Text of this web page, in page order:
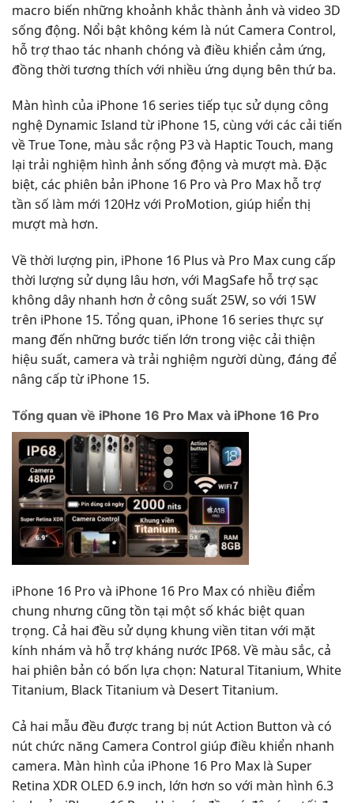
macro biến những khoảnh khắc thành ảnh và video 3D
sống động. Nổi bật không kém là nút Camera Control,
hỗ trợ thao tác nhanh chóng và điều khiển cảm ứng,
đồng thời tương thích với nhiều ứng dụng bên thứ ba.
Màn hình của iPhone 16 series tiếp tục sử dụng công
nghệ Dynamic Island từ iPhone 15, cùng với các cải tiến
về True Tone, màu sắc rộng P3 và Haptic Touch, mang
lại trải nghiệm hình ảnh sống động và mượt mà. Đặc
biệt, các phiên bản iPhone 16 Pro và Pro Max hỗ trợ
tần số làm mới 120Hz với ProMotion, giúp hiển thị
mượt mà hơn​.
Về thời lượng pin, iPhone 16 Plus và Pro Max cung cấp
thời lượng sử dụng lâu hơn, với MagSafe hỗ trợ sạc
không dây nhanh hơn ở công suất 25W, so với 15W
trên iPhone 15. Tổng quan, iPhone 16 series thực sự
mang đến những bước tiến lớn trong việc cải thiện
hiệu suất, camera và trải nghiệm người dùng, đáng để
nâng cấp từ iPhone 15​.
Tổng quan về iPhone 16 Pro Max và iPhone 16 Pro
iPhone 16 Pro và iPhone 16 Pro Max có nhiều điểm
chung nhưng cũng tồn tại một số khác biệt quan
trọng. Cả hai đều sử dụng khung viền titan với mặt
kính nhám và hỗ trợ kháng nước IP68. Về màu sắc, cả
hai phiên bản có bốn lựa chọn: Natural Titanium, White
Titanium, Black Titanium và Desert Titanium.
Cả hai mẫu đều được trang bị nút Action Button và có
nút chức năng Camera Control giúp điều khiển nhanh
camera. Màn hình của iPhone 16 Pro Max là Super
Retina XDR OLED 6.9 inch, lớn hơn so với màn hình 6.3